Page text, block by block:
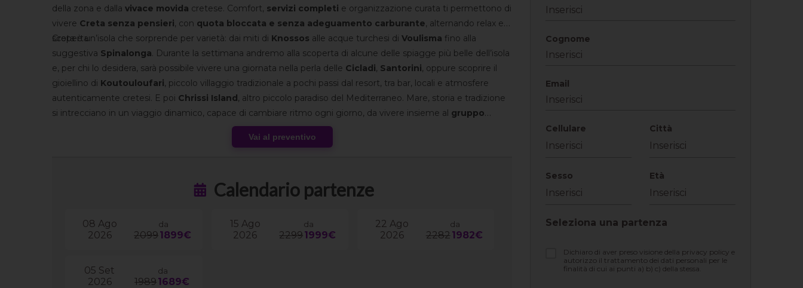
della zona e dalla vivace movida cretese. Comfort, servizi completi e organizzazione curata ti permettono di
vivere Creta senza pensieri, con quota bloccata e senza adeguamento carburante, alternando relax e
scoperta.
Creta è un’isola che sorprende per varietà: dai miti di Knossos alle acque turchesi di Voulisma fino alla
suggestiva Spinalonga. Durante la settimana andremo alla scoperta di alcune delle spiagge più belle dell’isola
e, per chi lo desidera, sarà possibile vivere una giornata nella perla delle Cicladi, Santorini, oppure scoprire il
gioiellino di Koutouloufari, piccolo villaggio tradizionale a pochi passi dal resort, tra bar, locali e atmosfere
autenticamente cretesi. E poi Chrissi Island, altro piccolo paradiso del Mediterraneo. Mare, storia e tradizione
si intrecciano in un viaggio dinamico, capace di cambiare ritmo ogni giorno, da vivere insieme al gruppo
Vai al preventivo
Calendario partenze
08 Ago
2026
da
20991899€
15 Ago
2026
da
22991999€
22 Ago
2026
da
22821982€
05 Set
2026
da
19891689€
Cognome
Email
Cellulare Città
Sesso Età
Seleziona una partenza
Dichiaro di aver preso visione della privacy policy e
autorizzo il trattamento dei dati personali per le
finalità di cui ai punti a) b) c) della stessa.